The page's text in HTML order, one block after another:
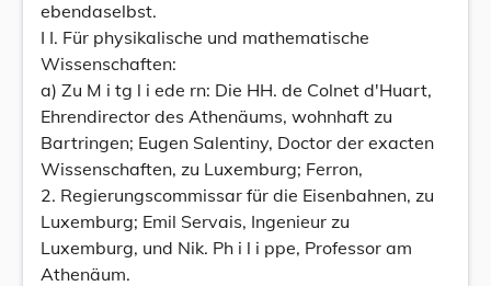
ebendaselbst.
I I. Für physikalische und mathematische
Wissenschaften:
a) Zu M i tg l i ede rn: Die HH. de Colnet d'Huart,
Ehrendirector des Athenäums, wohnhaft zu
Bartringen; Eugen Salentiny, Doctor der exacten
Wissenschaften, zu Luxemburg; Ferron,
2. Regierungscommissar für die Eisenbahnen, zu
Luxemburg; Emil Servais, Ingenieur zu
Luxemburg, und Nik. Ph i l i ppe, Professor am
Athenäum.